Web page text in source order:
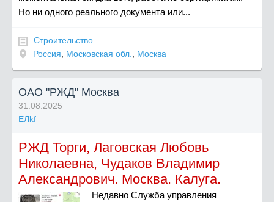
Но ни одного реального документа или...
Строительство
Россия
Московская обл. Москва
ОАО "РЖД" Москва
31.08.2025
ЕЛkf
РЖД Торги, Лаговская Любовь
Николаевна, Чудаков Владимир
Александрович. Москва. Калуга.
Недавно Служба управления